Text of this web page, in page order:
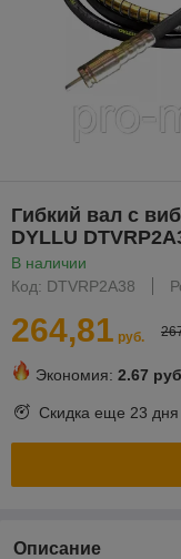
Гибкий вал с
DYLLU
В наличии
Код: DTVRP2A38
264,81 руб.
Экономия: 2.67
Скидка еще 23 дня
Описание